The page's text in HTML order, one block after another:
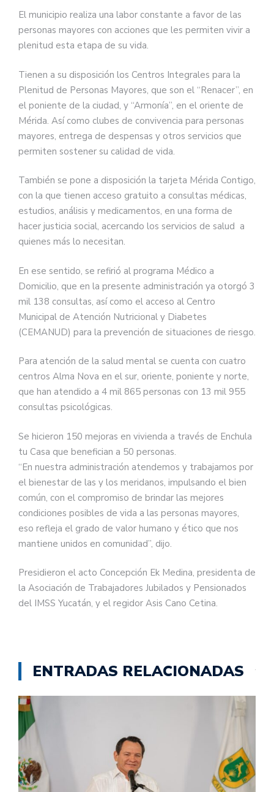
El municipio realiza una labor constante a favor de las
personas mayores con acciones que les permiten vivir a
plenitud esta etapa de su vida.
Tienen a su disposición los Centros Integrales para la
Plenitud de Personas Mayores, que son el “Renacer”, en
el poniente de la ciudad, y “Armonía”, en el oriente de
Mérida. Así como clubes de convivencia para personas
mayores, entrega de despensas y otros servicios que
permiten sostener su calidad de vida.
También se pone a disposición la tarjeta Mérida Contigo,
con la que tienen acceso gratuito a consultas médicas,
estudios, análisis y medicamentos, en una forma de
hacer justicia social, acercando los servicios de salud a
quienes más lo necesitan.
En ese sentido, se refirió al programa Médico a
Domicilio, que en la presente administración ya otorgó 3
mil 138 consultas, así como el acceso al Centro
Municipal de Atención Nutricional y Diabetes
(CEMANUD) para la prevención de situaciones de riesgo.
Para atención de la salud mental se cuenta con cuatro
centros Alma Nova en el sur, oriente, poniente y norte,
que han atendido a 4 mil 865 personas con 13 mil 955
consultas psicológicas.
Se hicieron 150 mejoras en vivienda a través de Enchula
tu Casa que benefician a 50 personas.
“En nuestra administración atendemos y trabajamos por
el bienestar de las y los meridanos, impulsando el bien
común, con el compromiso de brindar las mejores
condiciones posibles de vida a las personas mayores,
eso refleja el grado de valor humano y ético que nos
mantiene unidos en comunidad”, dijo.
Presidieron el acto Concepción Ek Medina, presidenta de
la Asociación de Trabajadores Jubilados y Pensionados
del IMSS Yucatán, y el regidor Asis Cano Cetina.
ENTRADAS RELACIONADAS